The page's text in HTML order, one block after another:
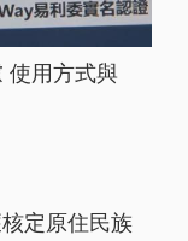
使用方式與
定原住民族